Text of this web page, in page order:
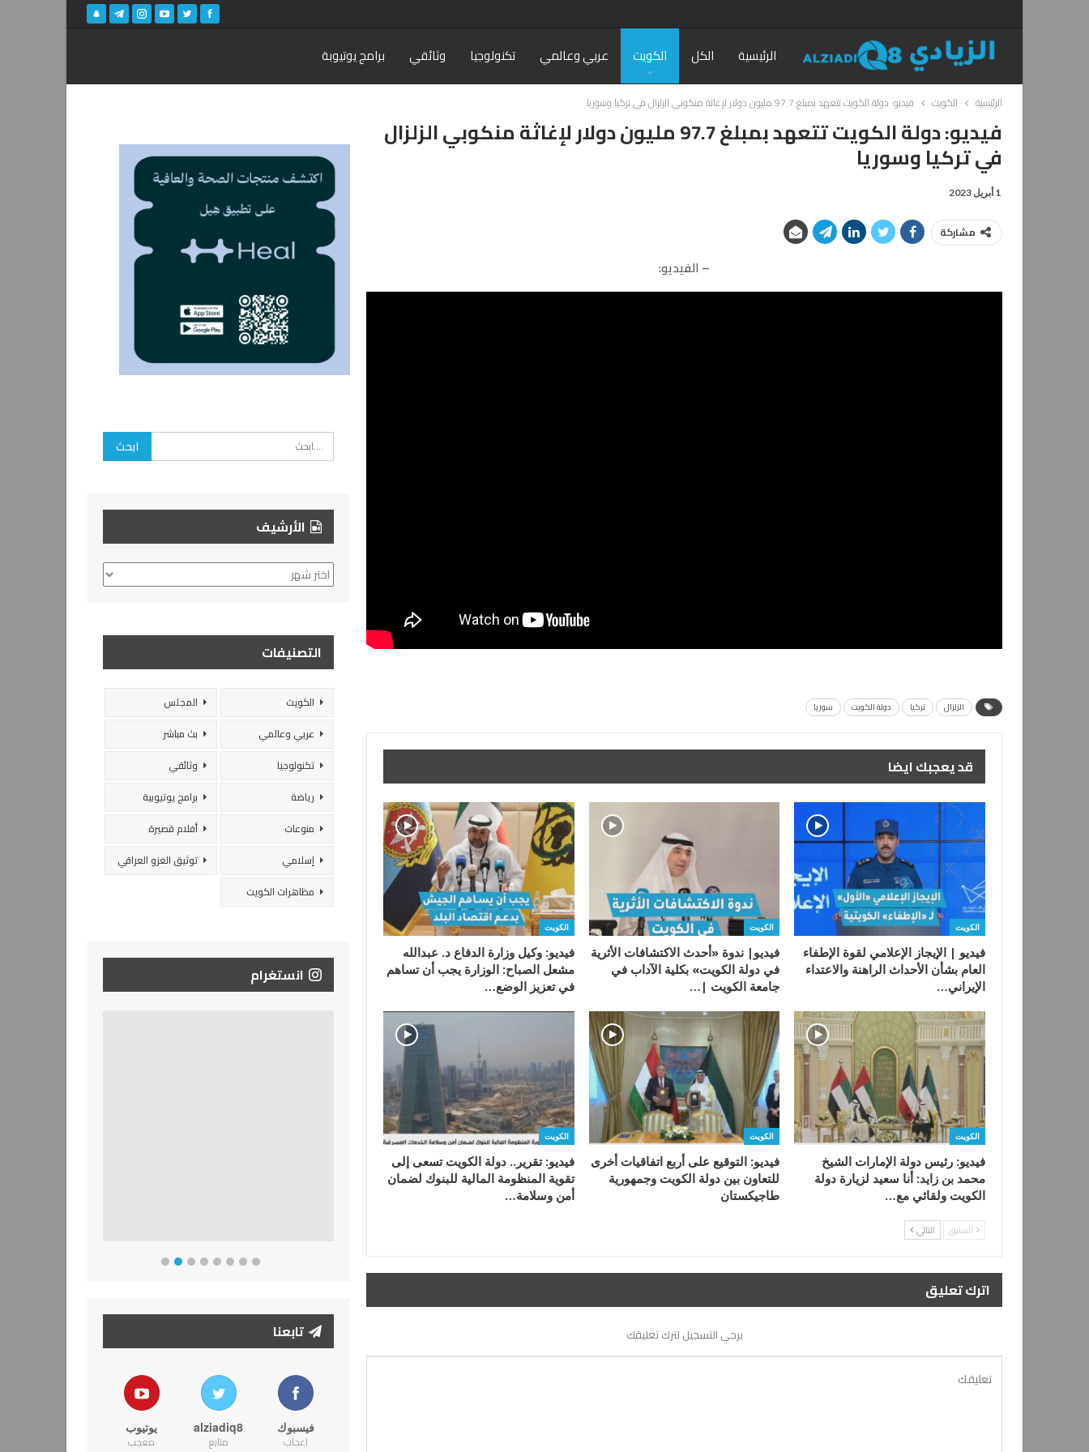
الرئيسية الكل الكويت عربي وعالمي تكنولوجيا وثائقي برامج يوتيوبة
الرئيسية الكويت فيديو: دولة الكويت تتعهد بمبلغ 97.7 مليون دولار لإغاثة منكوبي الزلزال في تركيا وسوريا
فيديو: دولة الكويت تتعهد بمبلغ 97.7 مليون دولار لإغاثة منكوبي الزلزال
في تركيا وسوريا
1 أبريل 2023
مشاركة
– الفيديو:
الزلزال تركيا دولة الكويت سوريا
قد يعجبك ايضا
الكويت
فيديو | الإيجاز الإعلامي لقوة الإطفاء
العام بشأن الأحداث الراهنة والاعتداء
الإيراني…
الكويت
فيديو| ندوة «أحدث الاكتشافات الأثرية
في دولة الكويت» بكلية الآداب في
جامعة الكويت |…
الكويت
فيديو: وكيل وزارة الدفاع د. عبدالله
مشعل الصباح: الوزارة يجب أن تساهم
في تعزيز الوضع…
الكويت
فيديو: رئيس دولة الإمارات الشيخ
محمد بن زايد: أنا سعيد لزيارة دولة
الكويت ولقائي مع…
الكويت
فيديو: التوقيع على أربع اتفاقيات أخرى
للتعاون بين دولة الكويت وجمهورية
طاجيكستان
الكويت
فيديو: تقرير.. دولة الكويت تسعى إلى
تقوية المنظومة المالية للبنوك لضمان
أمن وسلامة…
السابق التالي
اترك تعليق
يرجي التسجيل لترك تعليقك
الأرشيف
الأرشيف
التصنيفات
الكويت
المجلس
عربي وعالمي
بث مباشر
تكنولوجيا
وثائقي
رياضة
برامج يوتيوبية
منوعات
أفلام قصيرة
إسلامي
توثيق الغزو العراقي
مظاهرات الكويت
انستغرام
تابعنا
فيسبوك
اعجاب
alziadiq8
متابع
يوتيوب
معجب